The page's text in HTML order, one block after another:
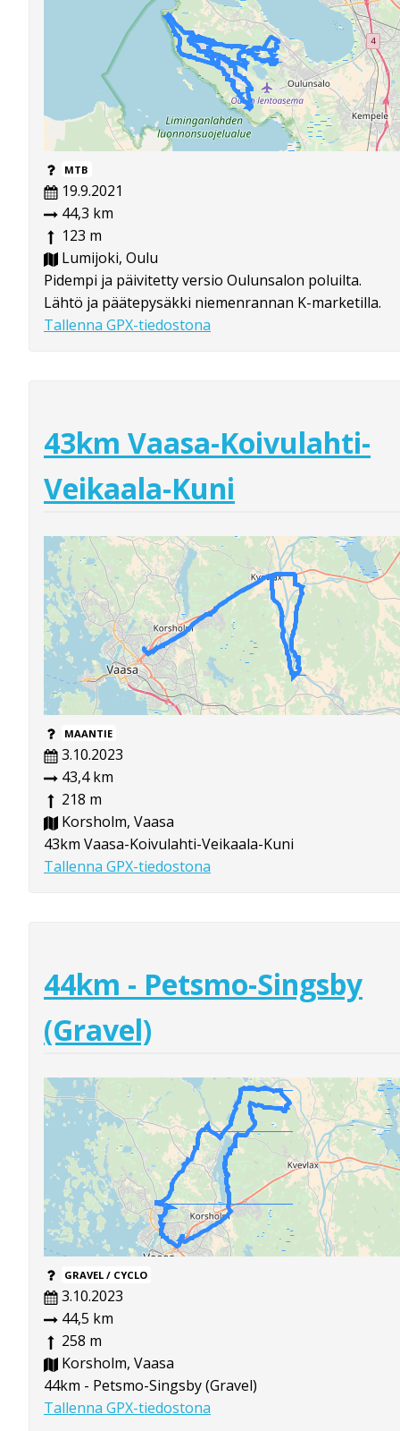
MTB
19.9.2021
44,3 km
123 m
Lumijoki, Oulu
Pidempi ja päivitetty versio Oulunsalon poluilta.
Lähtö ja päätepysäkki niemenrannan K-marketilla.
Tallenna GPX-tiedostona
43km Vaasa-Koivulahti-
Veikaala-Kuni
MAANTIE
3.10.2023
43,4 km
218 m
Korsholm, Vaasa
43km Vaasa-Koivulahti-Veikaala-Kuni
Tallenna GPX-tiedostona
44km - Petsmo-Singsby
(Gravel)
GRAVEL / CYCLO
3.10.2023
44,5 km
258 m
Korsholm, Vaasa
44km - Petsmo-Singsby (Gravel)
Tallenna GPX-tiedostona